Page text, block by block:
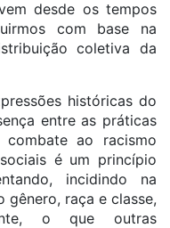
desde os tempos
com base na
coletiva da
históricas do
entre as práticas
ao racismo
é um princípio
incidindo na
gênero, raça e classe,
o que outras